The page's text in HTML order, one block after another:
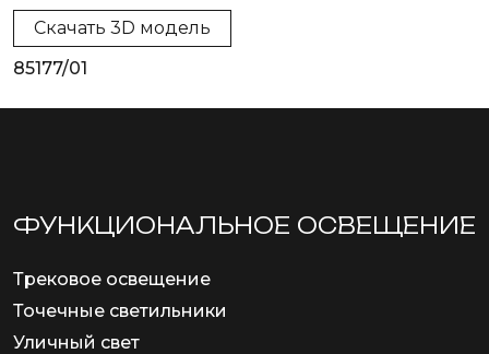
Скачать 3D модель
85177/01
ФУНКЦИОНА­ЛЬНОЕ ОСВЕЩЕНИЕ
Трековое освещение
Точечные светильники
Уличный свет